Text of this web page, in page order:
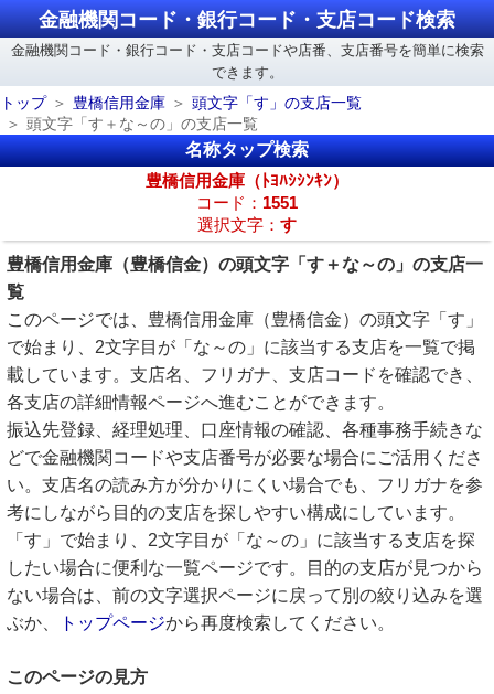
金融機関コード・銀行コード・支店コード検索
金融機関コード・銀行コード・支店コードや店番、支店番号を簡単に検索
できます。
トップ
豊橋信用金庫
頭文字「す」の支店一覧
頭文字「す＋な～の」の支店一覧
名称タップ検索
豊橋信用金庫（ﾄﾖﾊｼｼﾝｷﾝ）
コード： 1551
選択文字： す
豊橋信用金庫（豊橋信金）の頭文字「す＋な～の」の支店一
覧
このページでは、豊橋信用金庫（豊橋信金）の頭文字「す」
で始まり、2文字目が「な～の」に該当する支店を一覧で掲
載しています。支店名、フリガナ、支店コードを確認でき、
各支店の詳細情報ページへ進むことができます。
振込先登録、経理処理、口座情報の確認、各種事務手続きな
どで金融機関コードや支店番号が必要な場合にご活用くださ
い。支店名の読み方が分かりにくい場合でも、フリガナを参
考にしながら目的の支店を探しやすい構成にしています。
「す」で始まり、2文字目が「な～の」に該当する支店を探
したい場合に便利な一覧ページです。目的の支店が見つから
ない場合は、前の文字選択ページに戻って別の絞り込みを選
ぶか、
トップページから再度検索してください。
このページの見方